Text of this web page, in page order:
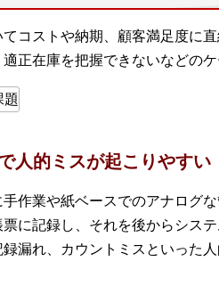
コストや納期、顧客満足度に
正在庫を把握できないなどの
人的ミスが起こりやすい
作業や紙ベースでのアナログ
に記録し、それを後からシス
漏れ、カウントミスといった